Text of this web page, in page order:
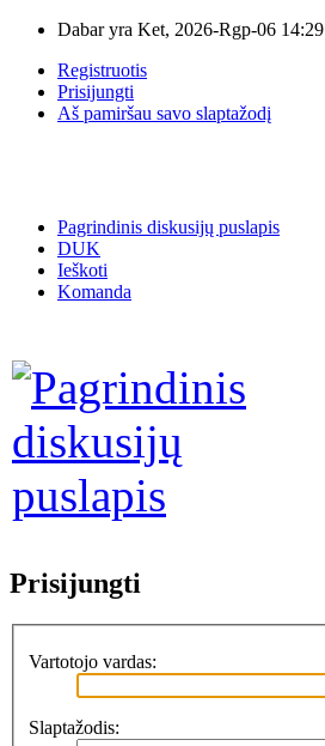
Dabar yra Ket, 2026-Rgp-06 14:29
Registruotis
Prisijungti
Aš pamiršau savo slaptažodį
Pagrindinis diskusijų puslapis
DUK
Ieškoti
Komanda
Prisijungti
Vartotojo vardas:
Slaptažodis: